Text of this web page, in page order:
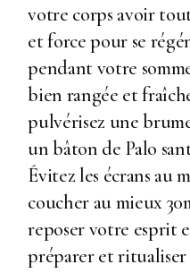
votre corps avoir
et force pour se
pendant votre
bien rangée et
pulvérisez une
un bâton de Palo
Évitez les écrans au
coucher au mieux
reposer votre esprit
préparer et ritualiser